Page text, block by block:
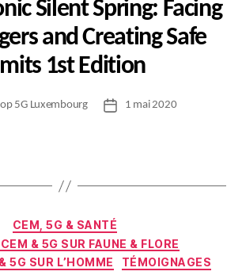
Silent Spring: Facing
and Creating Safe
1st Edition
5G Luxembourg
Date1 mai 2020
Catégories
CEM, 5G & SANTÉ
& 5G SUR FAUNE & FLORE
5G SUR L’HOMME
TÉMOIGNAGES